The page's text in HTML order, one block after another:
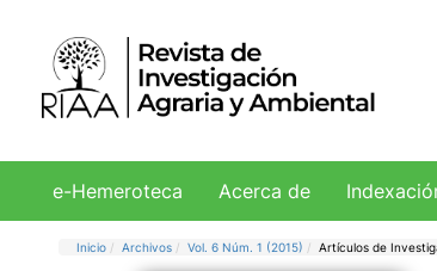
e-Hemeroteca Acerca de
Inicio Archivos Vol. 6 Núm. 1 (2015) Artículos de